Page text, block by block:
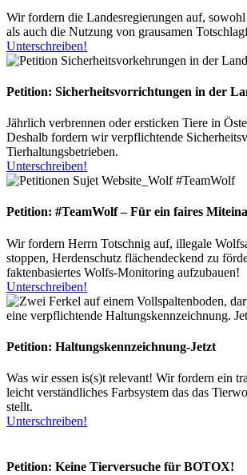
Wir fordern die Landesregierungen auf,
als auch die Nutzung von grausamen
Unterschreiben!
Petition: Sicherheitsvorrichtungen in der
Jährlich verbrennen oder ersticken Tiere in
Deshalb fordern wir verpflichtende
Tierhaltungsbetrieben.
Unterschreiben!
Petition: #TeamWolf – Für ein faires
Wir fordern Herrn Totschnig auf, illegale
stoppen, Herdenschutz flächendeckend zu
faktenbasiertes Wolfs-Monitoring aufzubauen!
Unterschreiben!
Petition: Haltungskennzeichnung-Jetzt
Was wir essen is(s)t relevant! Wir fordern ein
leicht verständliches Farbsystem das das
stellt.
Unterschreiben!
Petition: Keine Tierversuche für BOTOX!